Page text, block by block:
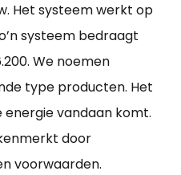
Het systeem werkt op
systeem bedraagt
We noemen
type producten. Het
vandaan komt.
door
voorwaarden.